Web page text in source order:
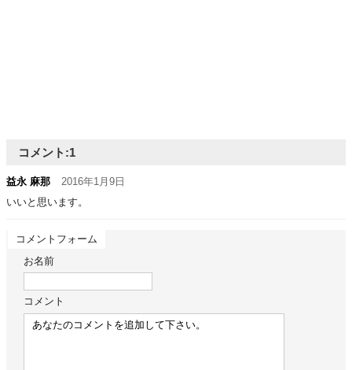
コメント:1
益永 麻那
2016年1月9日
いいと思います。
コメントフォーム
お名前
コメント